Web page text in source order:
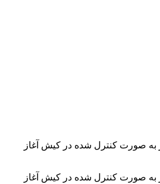
به صورت کنترل شده در کیش آغاز
به صورت کنترل شده در کیش آغاز